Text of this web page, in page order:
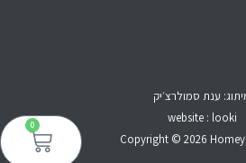
0
ענת סמולרצ׳יק
website : looki
Copyright © 2026